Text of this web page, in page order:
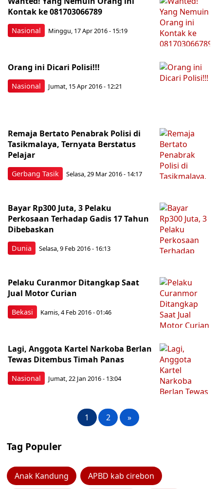
Nasional
Kontak ke 081703066789
Minggu, 17 Apr 2016 - 15:19
Nasional
Orang ini Dicari Polisi!!!
Jumat, 15 Apr 2016 - 12:21
Gerbang Tasik
Remaja Bertato Penabrak Polisi di
Tasikmalaya, Ternyata Berstatus
Pelajar
Selasa, 29 Mar 2016 - 14:17
Dunia
Bayar Rp300 Juta, 3 Pelaku
Perkosaan Terhadap Gadis 17 Tahun
Dibebaskan
Selasa, 9 Feb 2016 - 16:13
Bekasi
Pelaku Curanmor Ditangkap Saat
Jual Motor Curian
Kamis, 4 Feb 2016 - 01:46
Nasional
Lagi, Anggota Kartel Narkoba Berlan
Tewas Ditembus Timah Panas
Jumat, 22 Jan 2016 - 13:04
1 2 »
Tag Populer
Anak Kandung APBD kab cirebon